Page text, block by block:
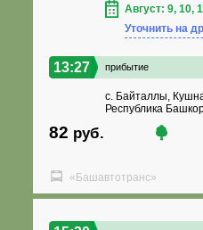
Август: 9, 10,
Уточнить на
13:27 прибытие
с. Байталлы,
Республика
82 руб.
«Башавтотранс»